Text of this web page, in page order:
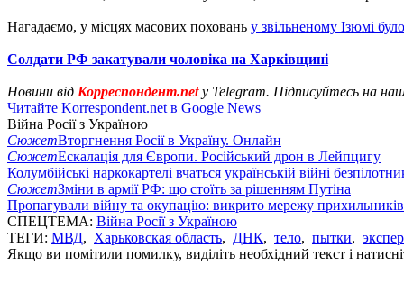
Нагадаємо, у місцях масових поховань у звільненому Ізюмі
Солдати РФ закатували чоловіка на Харківщині
Новини від Корреспондент.netу Telegram. Підписуйтесь на
Читайте Korrespondent.net в Google News
Війна Росії з Україною
СюжетВторгнення Росії в Україну. Онлайн
СюжетЕскалація для Європи. Російський дрон в Лейпцигу
Колумбійські наркокартелі вчаться українській війні
СюжетЗміни в армії РФ: що стоїть за рішенням Путіна
Пропагували війну та окупацію: викрито мережу
СПЕЦТЕМА: Війна Росії з Україною
ТЕГИ: МВД, Харьковская область, ДНК, тело, пытки,
Якщо ви помітили помилку, виділіть необхідний текст і